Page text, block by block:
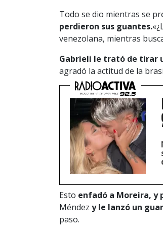
Todo se dio mientras se
perdieron sus guantes.
venezolana, mientras
Gabrieli le trató de tirar
agradó la actitud de la
Esto enfadó a Moreira, y
Méndez y le lanzó un
paso.